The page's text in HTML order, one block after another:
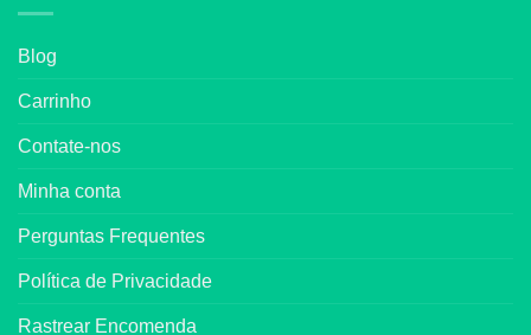
Blog
Carrinho
Contate-nos
Minha conta
Perguntas Frequentes
Política de Privacidade
Rastrear Encomenda